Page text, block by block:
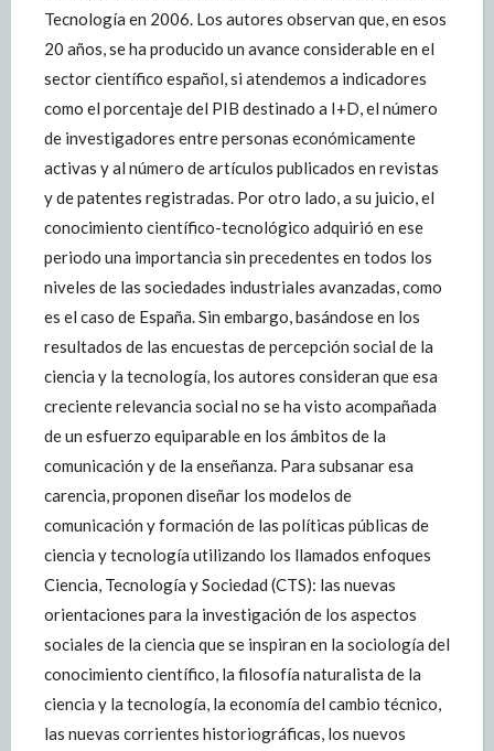
Tecnología en 2006. Los autores observan que, en esos
20 años, se ha producido un avance considerable en el
sector científico español, si atendemos a indicadores
como el porcentaje del PIB destinado a I+D, el número
de investigadores entre personas económicamente
activas y al número de artículos publicados en revistas
y de patentes registradas. Por otro lado, a su juicio, el
conocimiento científico-tecnológico adquirió en ese
periodo una importancia sin precedentes en todos los
niveles de las sociedades industriales avanzadas, como
es el caso de España. Sin embargo, basándose en los
resultados de las encuestas de percepción social de la
ciencia y la tecnología, los autores consideran que esa
creciente relevancia social no se ha visto acompañada
de un esfuerzo equiparable en los ámbitos de la
comunicación y de la enseñanza. Para subsanar esa
carencia, proponen diseñar los modelos de
comunicación y formación de las políticas públicas de
ciencia y tecnología utilizando los llamados enfoques
Ciencia, Tecnología y Sociedad (CTS): las nuevas
orientaciones para la investigación de los aspectos
sociales de la ciencia que se inspiran en la sociología del
conocimiento científico, la filosofía naturalista de la
ciencia y la tecnología, la economía del cambio técnico,
las nuevas corrientes historiográficas, los nuevos